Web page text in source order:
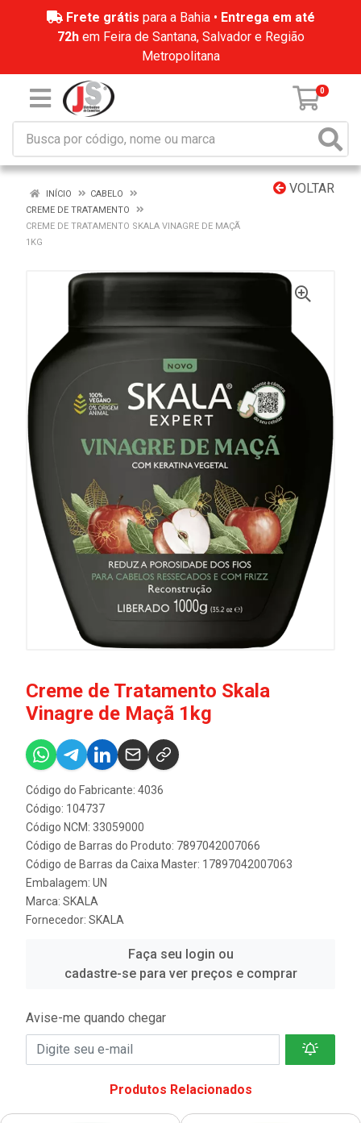
Frete grátis para a Bahia • Entrega em até
72hem Feira de Santana, Salvador e Região
Metropolitana
0
VOLTAR
INÍCIO
CABELO
CREME DE TRATAMENTO
CREME DE TRATAMENTO SKALA VINAGRE DE MAÇÃ
1KG
Creme de Tratamento Skala
Vinagre de Maçã 1kg
Código do Fabricante: 4036
Código: 104737
Código NCM: 33059000
Código de Barras do Produto: 7897042007066
Código de Barras da Caixa Master: 17897042007063
Embalagem: UN
Marca: SKALA
Fornecedor: SKALA
Faça seu login ou
cadastre-se para ver preços e comprar
Avise-me quando chegar
Produtos Relacionados